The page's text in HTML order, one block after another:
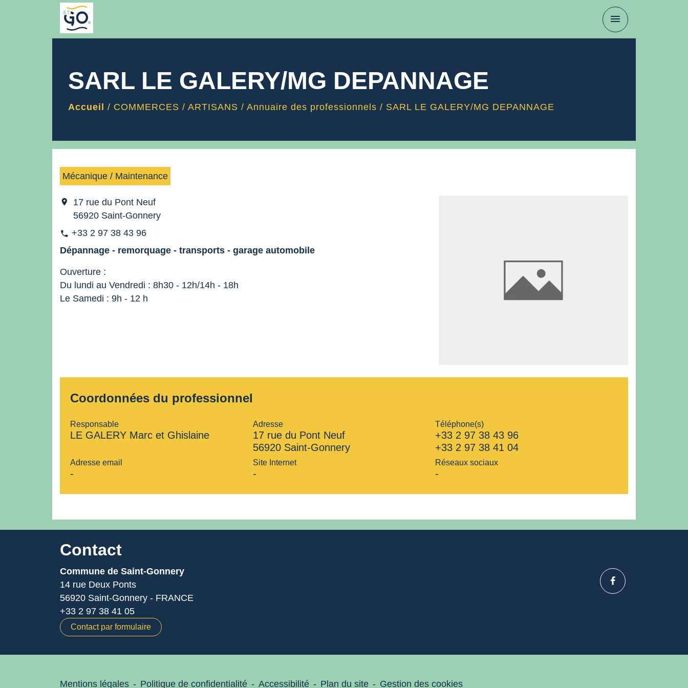
menu
SARL LE GALERY/MG DEPANNAGE
Accueil / COMMERCES / ARTISANS / Annuaire des professionnels / SARL LE GALERY/MG DEPANNAGE
Mécanique / Maintenance
location_on
17 rue du Pont Neuf
56920 Saint-Gonnery
phone +33 2 97 38 43 96
Dépannage - remorquage - transports - garage automobile
Ouverture :
Du lundi au Vendredi : 8h30 - 12h/14h - 18h
Le Samedi : 9h - 12 h
Coordonnées du professionnel
Responsable
LE GALERY Marc et Ghislaine
Adresse
17 rue du Pont Neuf
56920 Saint-Gonnery
Téléphone(s)
+33 2 97 38 43 96
+33 2 97 38 41 04
Adresse email
-
Site Internet
-
Réseaux sociaux
-
Contact
Commune de Saint-Gonnery
14 rue Deux Ponts
56920 Saint-Gonnery - FRANCE
+33 2 97 38 41 05
Contact par formulaire
Mentions légales - Politique de confidentialité - Accessibilité - Plan du site - Gestion des cookies